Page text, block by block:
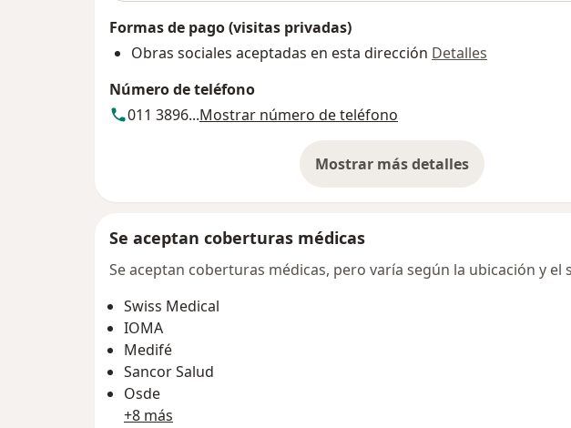
Formas de pago (visitas privadas)
Obras sociales aceptadas en esta dirección Detalles
Número de teléfono
011 3896...Mostrar número de teléfono
Mostrar más detalles
sobre la dirección
Se aceptan coberturas médicas
Se aceptan coberturas médicas, pero varía según la ubicación y el
Swiss Medical
IOMA
Medifé
Sancor Salud
Osde
+8 más